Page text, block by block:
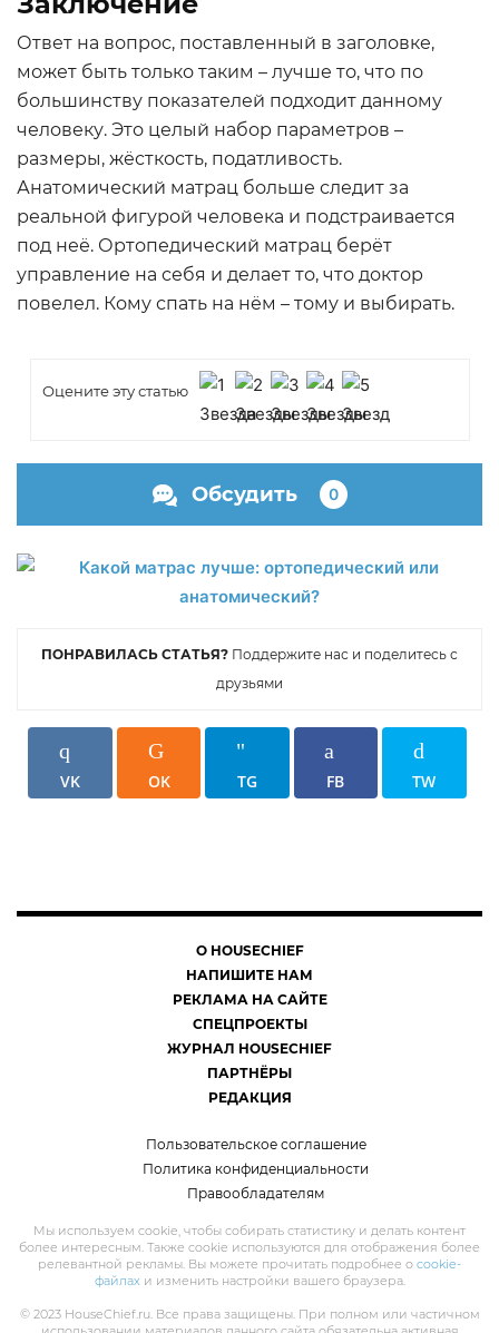
Ответ на вопрос, поставленный в заголовке,
может быть только таким – лучше то, что по
большинству показателей подходит данному
человеку. Это целый набор параметров –
размеры, жёсткость, податливость.
Анатомический матрац больше следит за
реальной фигурой человека и подстраивается
под неё. Ортопедический матрац берёт
управление на себя и делает то, что доктор
повелел. Кому спать на нём – тому и выбирать.
Оцените эту статью
Обсудить 0
ПОНРАВИЛАСЬ СТАТЬЯ? Поддержите нас и поделитесь с
друзьями
VK OK TG FB TW
О HOUSECHIEF
НАПИШИТЕ НАМ
РЕКЛАМА НА САЙТЕ
СПЕЦПРОЕКТЫ
ЖУРНАЛ HOUSECHIEF
ПАРТНЁРЫ
РЕДАКЦИЯ
Пользовательское соглашение
Политика конфиденциальности
Правообладателям
Мы используем cookie, чтобы собирать статистику и делать контент
более интересным. Также cookie используются для отображения более
релевантной рекламы. Вы можете прочитать подробнее о cookie-
файлахи изменить настройки вашего браузера.
© 2023 HouseChief.ru. Все права защищены. При полном или частичном